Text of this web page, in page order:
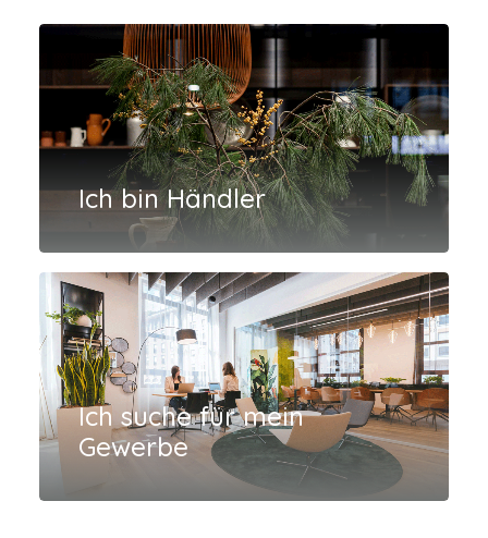
Ich bin Händler
Ich suche für mein
Gewerbe